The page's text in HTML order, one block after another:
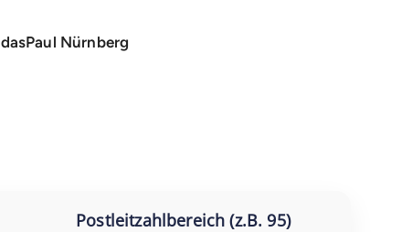
dasPaul Nürnberg
Postleitzahlbereich (z.B. 95)